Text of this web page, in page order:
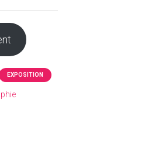
EXPOSITION